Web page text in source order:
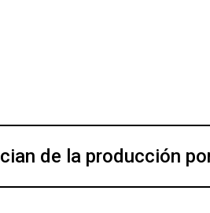
de la producción